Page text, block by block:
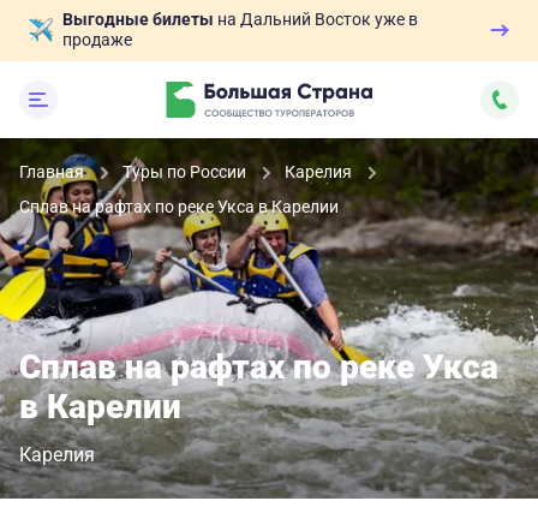
Выгодные билеты на Дальний Восток уже в
продаже
Главная Туры по России
Карелия
Сплав на рафтах по реке Укса в Карелии
Сплав на рафтах по реке Укса
в Карелии
Карелия